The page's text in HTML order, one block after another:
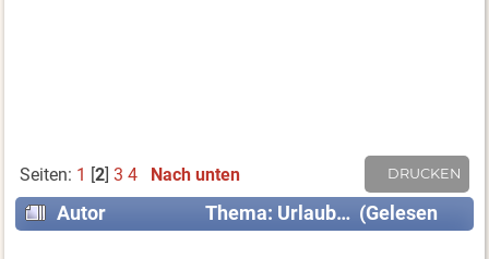
DRUCKEN
Seiten: 1 [2] 3 4 Nach unten
Autor
Thema: Urlaub… (Gelesen